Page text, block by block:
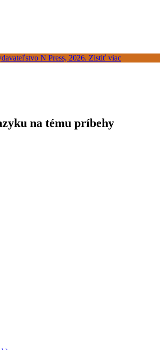
na tému príbehy